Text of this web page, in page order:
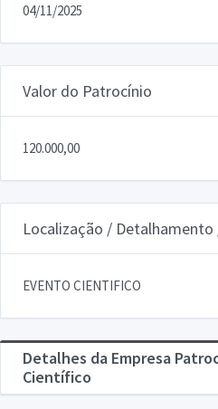
04/11/2025
Valor do Patrocínio
120.000,00
Localização /
EVENTO CIENTIFICO
Detalhes da Empresa
Científico